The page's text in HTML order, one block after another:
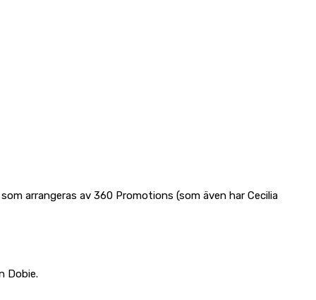
arrangeras av 360 Promotions (som även har Cecilia
Dobie.